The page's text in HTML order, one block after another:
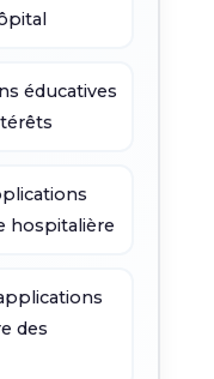
éducatives
hospitalière
des